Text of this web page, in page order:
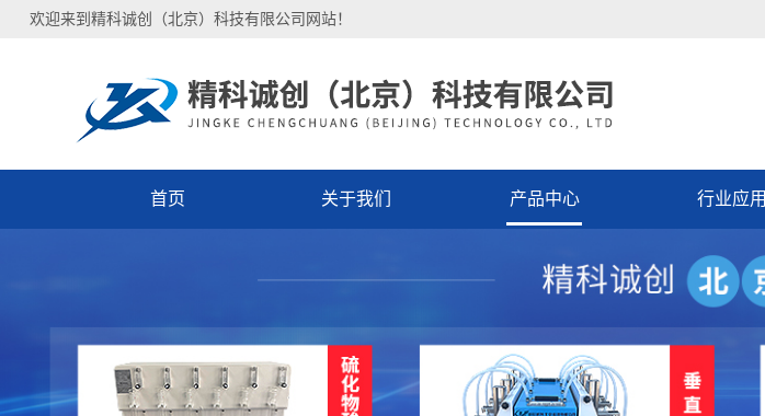
欢迎来到精科诚创（北京）科技有限公司网站！
首页 关于我们 产品中心 行业应用